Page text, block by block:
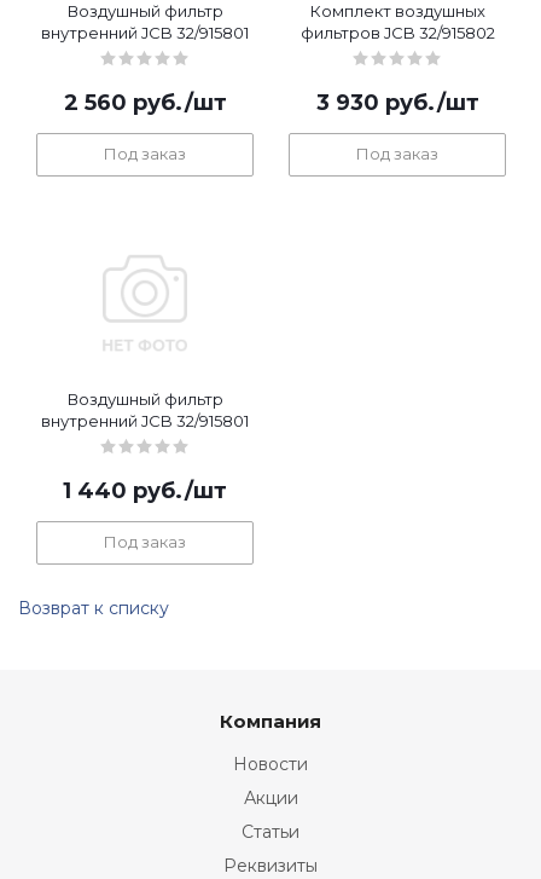
Воздушный фильтр
внутренний JCB 32/915801
2 560 руб./шт
Под заказ
Комплект воздушных
фильтров JCB 32/915802
3 930 руб./шт
Под заказ
Воздушный фильтр
внутренний JCB 32/915801
1 440 руб./шт
Под заказ
Возврат к списку
Компания
Новости
Акции
Статьи
Реквизиты